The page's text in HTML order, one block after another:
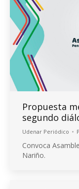
Propuesta
segundo
Udenar Periódico
Convoca
Nariño.